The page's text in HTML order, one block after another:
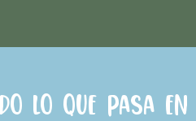
lo que pasa en